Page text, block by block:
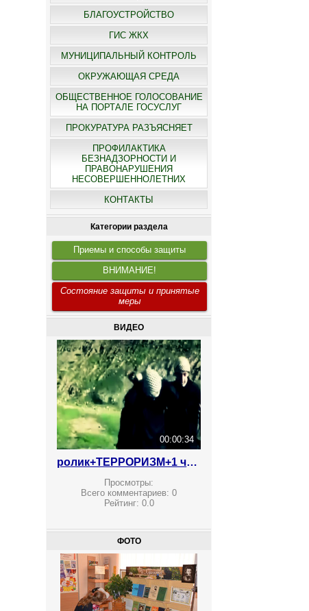
БЛАГОУСТРОЙСТВО
ГИС ЖКХ
МУНИЦИПАЛЬНЫЙ КОНТРОЛЬ
ОКРУЖАЮЩАЯ СРЕДА
ОБЩЕСТВЕННОЕ ГОЛОСОВАНИЕ
НА ПОРТАЛЕ ГОСУСЛУГ
ПРОКУРАТУРА РАЗЪЯСНЯЕТ
ПРОФИЛАКТИКА
БЕЗНАДЗОРНОСТИ И
ПРАВОНАРУШЕНИЯ
НЕСОВЕРШЕННОЛЕТНИХ
КОНТАКТЫ
Категории раздела
Приемы и способы защиты
ВНИМАНИЕ!
Состояние защиты и принятые
меры
ВИДЕО
00:00:34
ролик+ТЕРРОРИЗМ+1 что делают ваши дети
Просмотры:
Всего комментариев:0
Рейтинг: 0.0
ФОТО